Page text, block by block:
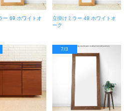
ー 69 ホワイトオ
立掛けミラー 49 ホワイトオ
ーク
7/3